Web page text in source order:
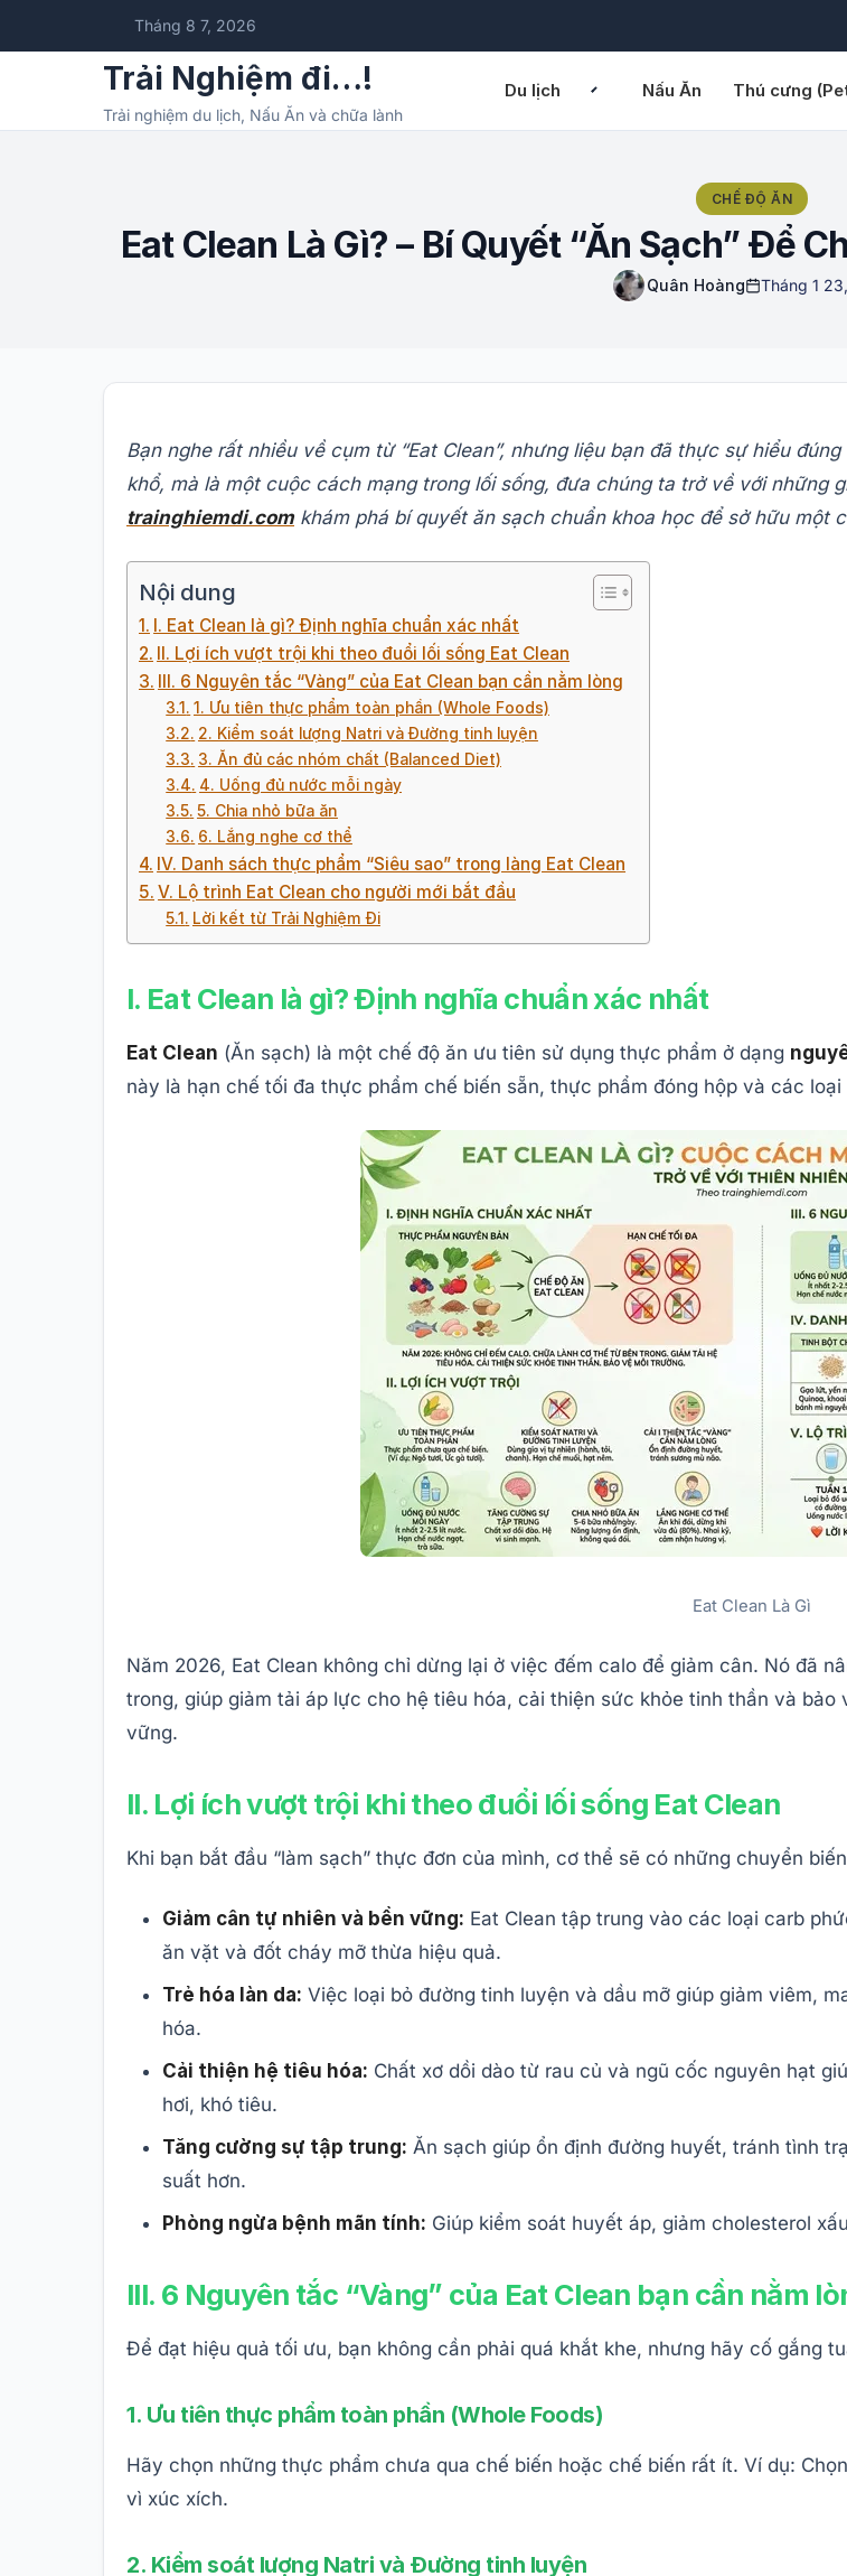
Tháng 8 7, 2026
Trải Nghiệm đi…!
Trải nghiệm du lịch, Nấu Ăn và chữa lành
Du lịch Nấu Ăn Thú cưng
CHẾ ĐỘ ĂN
Eat Clean Là Gì? – Bí Quyết “Ăn Sạch” Để
Quân Hoàng Tháng 1
Bạn nghe rất nhiều về cụm từ “Eat Clean”, nhưng liệu bạn đã thực sự hiểu
khổ, mà là một cuộc cách mạng trong lối sống, đưa chúng ta trở về với những
trainghiemdi.comkhám phá bí quyết ăn sạch chuẩn khoa học để sở hữu một
Nội dung
I. Eat Clean là gì? Định nghĩa chuẩn xác nhất
II. Lợi ích vượt trội khi theo đuổi lối sống Eat Clean
III. 6 Nguyên tắc “Vàng” của Eat Clean bạn cần nằm lòng
1. Ưu tiên thực phẩm toàn phần (Whole Foods)
2. Kiểm soát lượng Natri và Đường tinh luyện
3. Ăn đủ các nhóm chất (Balanced Diet)
4. Uống đủ nước mỗi ngày
5. Chia nhỏ bữa ăn
6. Lắng nghe cơ thể
IV. Danh sách thực phẩm “Siêu sao” trong làng Eat Clean
V. Lộ trình Eat Clean cho người mới bắt đầu
Lời kết từ Trải Nghiệm Đi
I. Eat Clean là gì? Định nghĩa chuẩn xác nhất
Eat Clean (Ăn sạch) là một chế độ ăn ưu tiên sử dụng thực phẩm ở dạng
này là hạn chế tối đa thực phẩm chế biến sẵn, thực phẩm đóng hộp và các
Eat Clean Là Gì
Năm 2026, Eat Clean không chỉ dừng lại ở việc đếm calo để giảm cân. Nó đã
trong, giúp giảm tải áp lực cho hệ tiêu hóa, cải thiện sức khỏe tinh thần và
vững.
II. Lợi ích vượt trội khi theo đuổi lối sống Eat Clean
Khi bạn bắt đầu “làm sạch” thực đơn của mình, cơ thể sẽ có những chuyển
Giảm cân tự nhiên và bền vững: Eat Clean tập trung vào các loại carb
ăn vặt và đốt cháy mỡ thừa hiệu quả.
Trẻ hóa làn da: Việc loại bỏ đường tinh luyện và dầu mỡ giúp giảm viêm,
hóa.
Cải thiện hệ tiêu hóa: Chất xơ dồi dào từ rau củ và ngũ cốc nguyên hạt
hơi, khó tiêu.
Tăng cường sự tập trung: Ăn sạch giúp ổn định đường huyết, tránh tình
suất hơn.
Phòng ngừa bệnh mãn tính: Giúp kiểm soát huyết áp, giảm cholesterol
III. 6 Nguyên tắc “Vàng” của Eat Clean bạn cần nằm
Để đạt hiệu quả tối ưu, bạn không cần phải quá khắt khe, nhưng hãy cố gắng
1. Ưu tiên thực phẩm toàn phần (Whole Foods)
Hãy chọn những thực phẩm chưa qua chế biến hoặc chế biến rất ít. Ví dụ:
vì xúc xích.
2. Kiểm soát lượng Natri và Đường tinh luyện